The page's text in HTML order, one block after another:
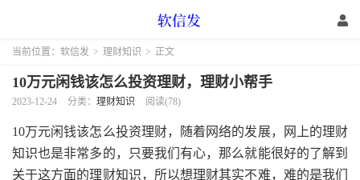
当前位置： 软信发 > 理财知识 > 正文
10万元闲钱该怎么投资理财，理财小帮手
2023-12-24 分类： 理财知识 阅读(78)
10万元闲钱该怎么投资理财，随着网络的发展，网上的理财
知识也是非常多的，只要我们有心，那么就能很好的了解到
关于这方面的理财知识，所以想理财其实不难，难的是我们